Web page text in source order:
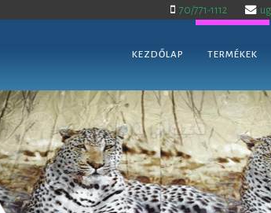
70/771-1112
KEZDŐLAP TERMÉKEK